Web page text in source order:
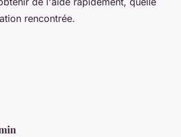
rencontrée.